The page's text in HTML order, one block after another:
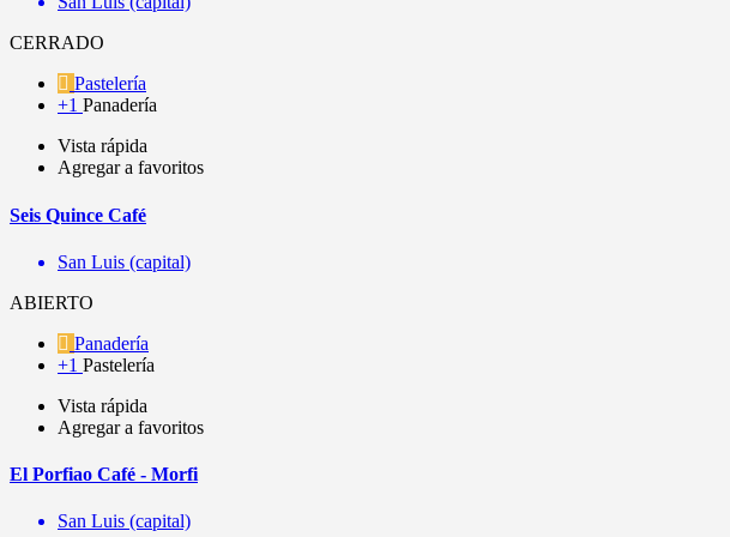
CERRADO
Pastelería
+1 Panadería
Vista rápida
Agregar a favoritos
Seis Quince Café
San Luis (capital)
ABIERTO
Panadería
+1 Pastelería
Vista rápida
Agregar a favoritos
El Porfiao Café - Morfi
San Luis (capital)